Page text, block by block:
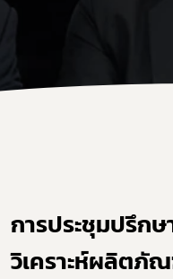
การประชุมปรึก
วิเคราะห์ผลิตภั